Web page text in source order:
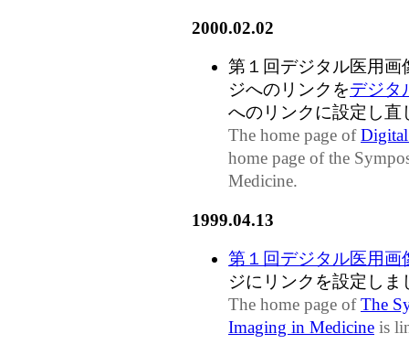
2000.02.02
第１回デジタル医用画
ジへのリンクをデジタ
へのリンクに設定し直
The home page of
home page of the
Medicine.
1999.04.13
第１回デジタル医用
ジにリンクを設定しま
The home page ofThe
Imaging in Medicine is